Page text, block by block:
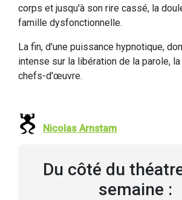
corps et jusqu'à son rire cassé, la
famille dysfonctionnelle.
La fin, d'une puissance hypnotique,
intense sur la libération de la parole,
chefs-d'œuvre.
Nicolas Arnstam
Du côté du
semaine :